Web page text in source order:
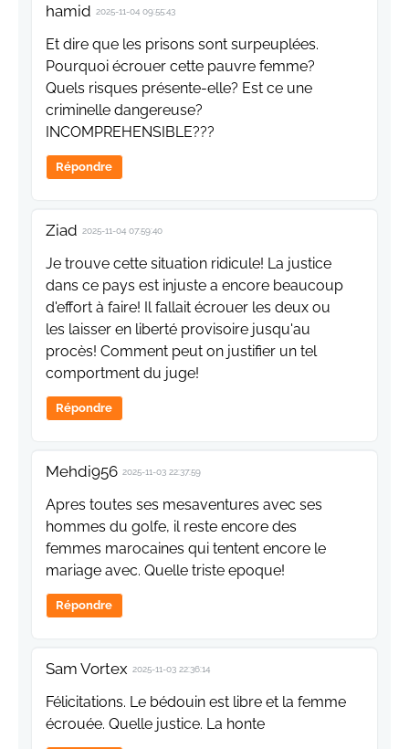
hamid 2025-11-04 09:55:43
Et dire que les prisons sont surpeuplées.
Pourquoi écrouer cette pauvre femme?
Quels risques présente-elle? Est ce une
criminelle dangereuse?
INCOMPREHENSIBLE???
Répondre
Ziad 2025-11-04 07:59:40
Je trouve cette situation ridicule! La justice
dans ce pays est injuste a encore beaucoup
d'effort à faire! Il fallait écrouer les deux ou
les laisser en liberté provisoire jusqu'au
procès! Comment peut on justifier un tel
comportment du juge!
Répondre
Mehdi956 2025-11-03 22:37:59
Apres toutes ses mesaventures avec ses
hommes du golfe, il reste encore des
femmes marocaines qui tentent encore le
mariage avec. Quelle triste epoque!
Répondre
Sam Vortex 2025-11-03 22:36:14
Félicitations. Le bédouin est libre et la femme
écrouée. Quelle justice. La honte